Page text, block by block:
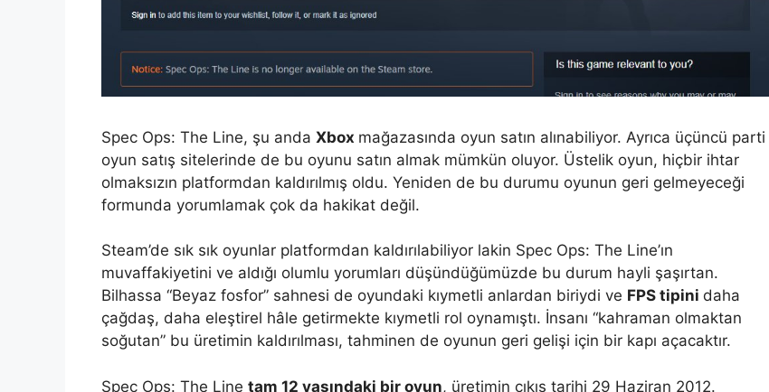
Spec Ops: The Line, şu anda Xbox mağazasında oyun satın alınabiliyor. Ayrıca üçüncü parti
oyun satış sitelerinde de bu oyunu satın almak mümkün oluyor. Üstelik oyun, hiçbir ihtar
olmaksızın platformdan kaldırılmış oldu. Yeniden de bu durumu oyunun geri gelmeyeceği
formunda yorumlamak çok da hakikat değil.
Steam’de sık sık oyunlar platformdan kaldırılabiliyor lakin Spec Ops: The Line’ın
muvaffakiyetini ve aldığı olumlu yorumları düşündüğümüzde bu durum hayli şaşırtan.
Bilhassa “Beyaz fosfor” sahnesi de oyundaki kıymetli anlardan biriydi ve FPS tipini daha
çağdaş, daha eleştirel hâle getirmekte kıymetli rol oynamıştı. İnsanı “kahraman olmaktan
soğutan” bu üretimin kaldırılması, tahminen de oyunun geri gelişi için bir kapı açacaktır.
Spec Ops: The Line tam 12 yaşındaki bir oyun, üretimin çıkış tarihi 29 Haziran 2012.